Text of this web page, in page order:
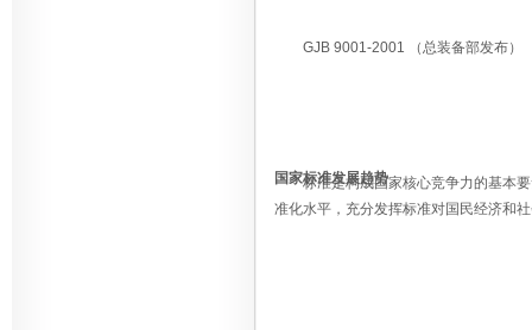
GJB 9001-2001 （总装备部发布）
国家标准发展趋势
标准是构成国家核心竞争力的基本要
准化水平，充分发挥标准对国民经济和